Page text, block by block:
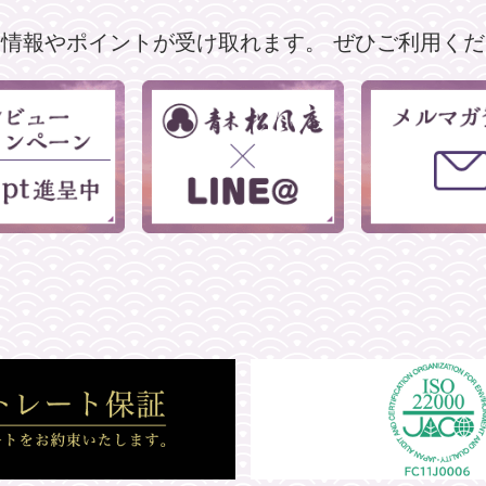
報やポイントが受け取れます。 ぜひご利用く